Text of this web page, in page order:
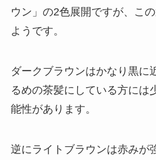
ウン」の2色展開ですが、こ
ようです。
ダークブラウンはかなり黒に
るめの茶髪にしている方には
能性があります。
逆にライトブラウンは赤みが